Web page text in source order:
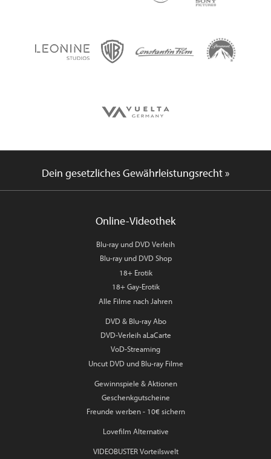
Dein gesetzliches Gewährleistungsrecht »
Online-Videothek
Blu-ray und DVD Verleih
Blu-ray und DVD Shop
18+ Erotik
18+ Gay-Erotik
Alle Filme nach Jahren
DVD & Blu-ray Abo
DVD-Verleih aLaCarte
VoD-Streaming
Uncut DVD und Blu-ray Filme
Gewinnspiele & Aktionen
Geschenkgutscheine
Freunde werben - 10€ sichern
Lovefilm Alternative
VIDEOBUSTER Vorteilswelt